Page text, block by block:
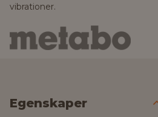
vibrationer.
Egenskaper